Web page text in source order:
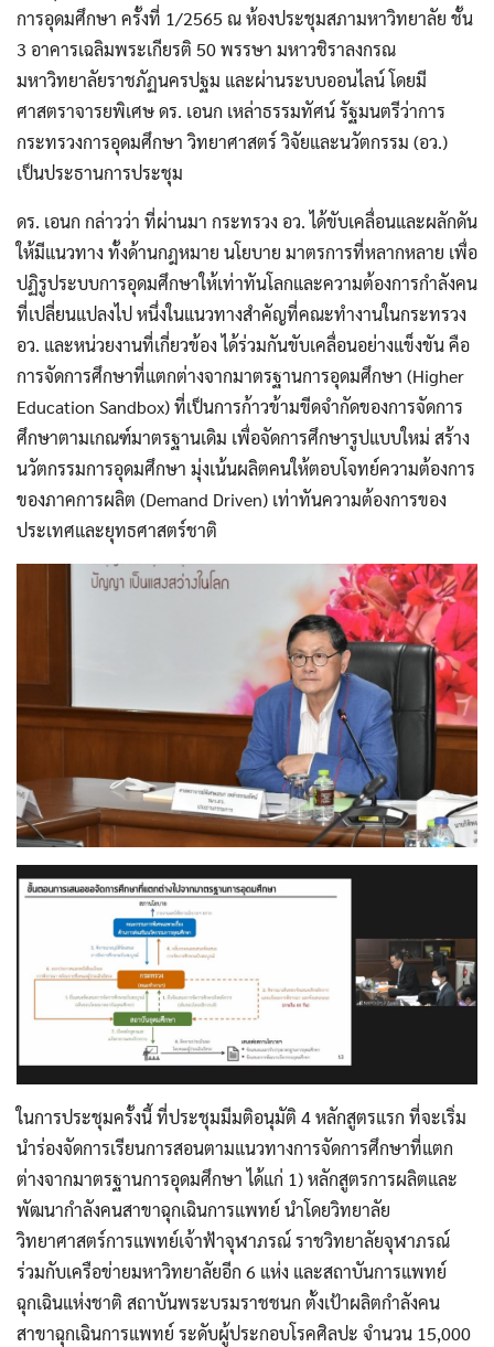
การอุดมศึกษา ครั้งที่ 1/2565 ณ ห้องประชุมสภามหาวิทยาลัย ชั้น
3 อาคารเฉลิมพระเกียรติ 50 พรรษา มหาวชิราลงกรณ
มหาวิทยาลัยราชภัฏนครปฐม และผ่านระบบออนไลน์ โดยมี
ศาสตราจารยพิเศษ ดร. เอนก เหล่าธรรมทัศน์ รัฐมนตรีว่าการ
กระทรวงการอุดมศึกษา วิทยาศาสตร์ วิจัยและนวัตกรรม (อว.)
เป็นประธานการประชุม
ดร. เอนก กล่าวว่า ที่ผ่านมา กระทรวง อว. ได้ขับเคลื่อนและผลักดัน
ให้มีแนวทาง ทั้งด้านกฎหมาย นโยบาย มาตรการที่หลากหลาย เพื่อ
ปฏิรูประบบการอุดมศึกษาให้เท่าทันโลกและความต้องการกำลังคน
ที่เปลี่ยนแปลงไป หนึ่งในแนวทางสำคัญที่คณะทำงานในกระทรวง
อว. และหน่วยงานที่เกี่ยวข้อง ได้ร่วมกันขับเคลื่อนอย่างแข็งขัน คือ
การจัดการศึกษาที่แตกต่างจากมาตรฐานการอุดมศึกษา (Higher
Education Sandbox) ที่เป็นการก้าวข้ามขีดจำกัดของการจัดการ
ศึกษาตามเกณฑ์มาตรฐานเดิม เพื่อจัดการศึกษารูปแบบใหม่ สร้าง
นวัตกรรมการอุดมศึกษา มุ่งเน้นผลิตคนให้ตอบโจทย์ความต้องการ
ของภาคการผลิต (Demand Driven) เท่าทันความต้องการของ
ประเทศและยุทธศาสตร์ชาติ
ในการประชุมครั้งนี้ ที่ประชุมมีมติอนุมัติ 4 หลักสูตรแรก ที่จะเริ่ม
นำร่องจัดการเรียนการสอนตามแนวทางการจัดการศึกษาที่แตก
ต่างจากมาตรฐานการอุดมศึกษา ได้แก่ 1) หลักสูตรการผลิตและ
พัฒนากำลังคนสาขาฉุกเฉินการแพทย์ นำโดยวิทยาลัย
วิทยาศาสตร์การแพทย์เจ้าฟ้าจุฬาภรณ์ ราชวิทยาลัยจุฬาภรณ์
ร่วมกับเครือข่ายมหาวิทยาลัยอีก 6 แห่ง และสถาบันการแพทย์
ฉุกเฉินแห่งชาติ สถาบันพระบรมราชชนก ตั้งเป้าผลิตกำลังคน
สาขาฉุกเฉินการแพทย์ ระดับผู้ประกอบโรคศิลปะ จำนวน 15,000